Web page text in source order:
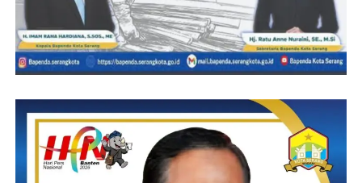
Indrimardi22 – My.Ade
Post Views: 15